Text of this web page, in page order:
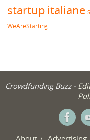
startup italiane
WeAreStarting
Crowdfunding Buzz -
About Advertising